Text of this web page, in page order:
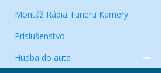
Montáž Rádia Tuneru Kamery
Príslušenstvo
Hudba do auta